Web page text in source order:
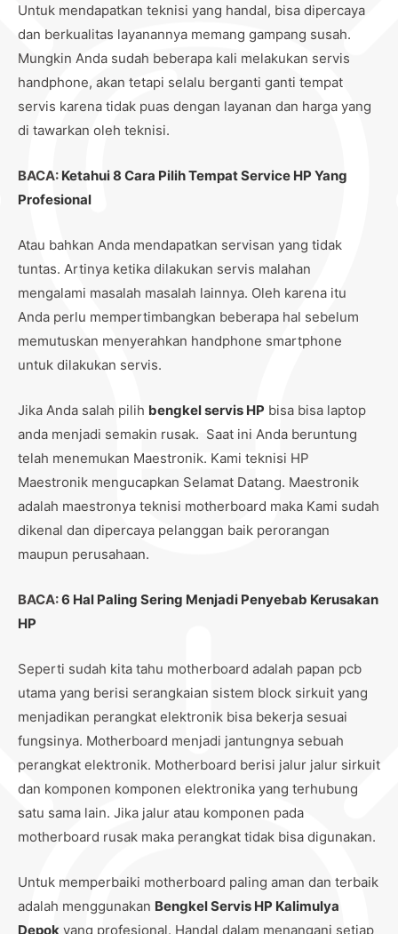
Untuk mendapatkan teknisi yang handal, bisa dipercaya
dan berkualitas layanannya memang gampang susah.
Mungkin Anda sudah beberapa kali melakukan servis
handphone, akan tetapi selalu berganti ganti tempat
servis karena tidak puas dengan layanan dan harga yang
di tawarkan oleh teknisi.
BACA: Ketahui 8 Cara Pilih Tempat Service HP Yang
Profesional
Atau bahkan Anda mendapatkan servisan yang tidak
tuntas. Artinya ketika dilakukan servis malahan
mengalami masalah masalah lainnya. Oleh karena itu
Anda perlu mempertimbangkan beberapa hal sebelum
memutuskan menyerahkan handphone smartphone
untuk dilakukan servis.
Jika Anda salah pilih bengkel servis HP bisa bisa laptop
anda menjadi semakin rusak. Saat ini Anda beruntung
telah menemukan Maestronik. Kami teknisi HP
Maestronik mengucapkan Selamat Datang. Maestronik
adalah maestronya teknisi motherboard maka Kami sudah
dikenal dan dipercaya pelanggan baik perorangan
maupun perusahaan.
BACA:6 Hal Paling Sering Menjadi Penyebab Kerusakan
HP
Seperti sudah kita tahu motherboard adalah papan pcb
utama yang berisi serangkaian sistem block sirkuit yang
menjadikan perangkat elektronik bisa bekerja sesuai
fungsinya. Motherboard menjadi jantungnya sebuah
perangkat elektronik. Motherboard berisi jalur jalur sirkuit
dan komponen komponen elektronika yang terhubung
satu sama lain. Jika jalur atau komponen pada
motherboard rusak maka perangkat tidak bisa digunakan.
Untuk memperbaiki motherboard paling aman dan terbaik
adalah menggunakan Bengkel Servis HP Kalimulya
Depok yang profesional. Handal dalam menangani setiap